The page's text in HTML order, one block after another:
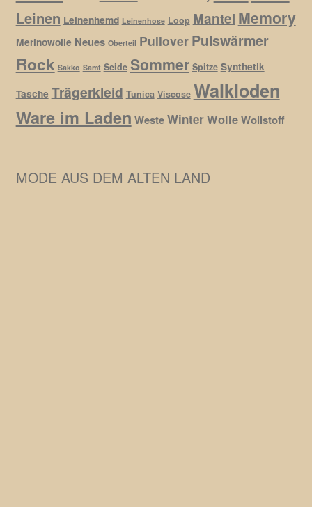
Leinen Leinenhemd Leinenhose Loop Mantel Memory
Merinowolle Neues Oberteil Pullover Pulswärmer
Rock Sakko Samt Seide Sommer Spitze Synthetik
Tasche Trägerkleid Tunica Viscose Walkloden
Ware im Laden WesteWinterWolleWollstoff
MODE AUS DEM ALTEN LAND